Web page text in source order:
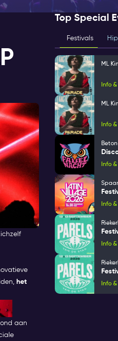
het
aan
Top Special
Festivals
ML
Info
ML
Info
Info
Info
Info
Info